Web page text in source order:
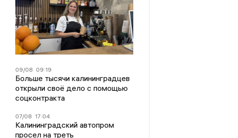
09/08 09:19
Больше тысячи калининградцев
открыли своё дело с помощью
соцконтракта
07/08 17:04
Калининградский автопром
просел на треть